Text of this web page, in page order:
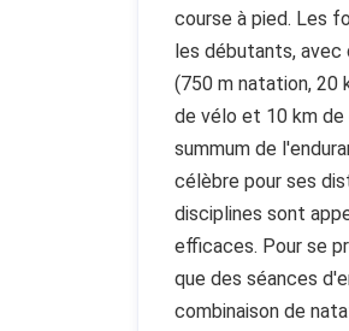
course à pied. Les
les débutants,
(750 m natation, 20
de vélo et 10 km de
summum de
célèbre pour ses
disciplines sont
efficaces. Pour se
que des séances
combinaison de